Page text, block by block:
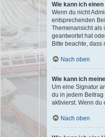
Wie kann ich
Wenn du nicht
entsprechenden
Themenansicht als
geantwortet hat
Bitte beachte, dass
Nach oben
Wie kann ich
Um eine Signatur
du in jedem
aktivierst. Wenn du
Nach oben